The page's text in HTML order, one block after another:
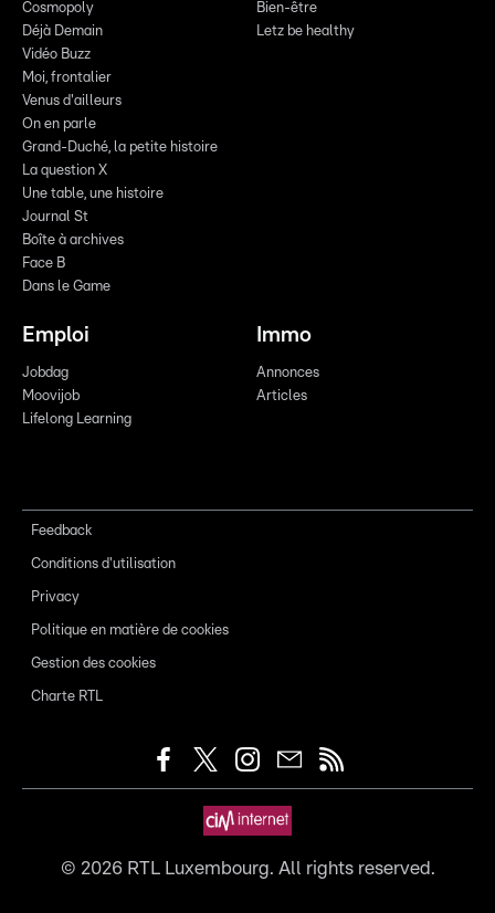
Cosmopoly
Déjà Demain
Vidéo Buzz
Moi, frontalier
Venus d'ailleurs
On en parle
Grand-Duché, la petite histoire
La question X
Une table, une histoire
Journal St
Boîte à archives
Face B
Dans le Game
Bien-être
Letz be healthy
Emploi
Jobdag
Moovijob
Lifelong Learning
Immo
Annonces
Articles
Feedback
Conditions d'utilisation
Privacy
Politique en matière de cookies
Gestion des cookies
Charte RTL
© 2026RTL Luxembourg. All rights reserved.